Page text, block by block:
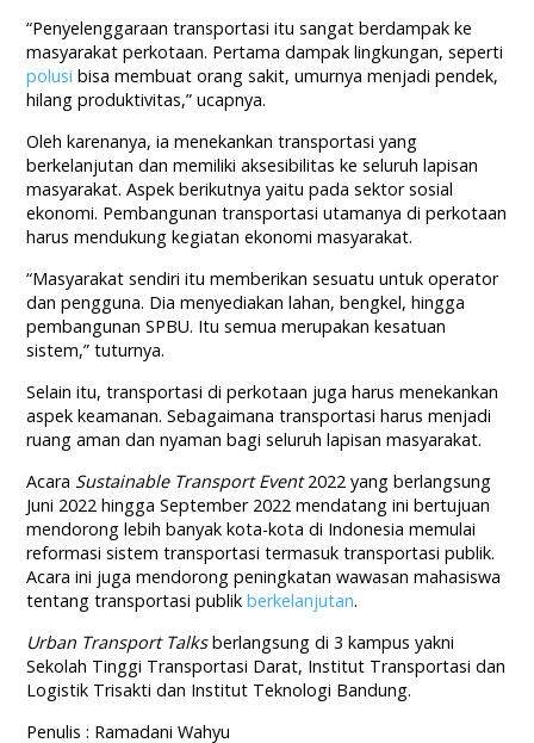
“Penyelenggaraan transportasi itu sangat berdampak ke
masyarakat perkotaan. Pertama dampak lingkungan, seperti
polusi bisa membuat orang sakit, umurnya menjadi pendek,
hilang produktivitas,” ucapnya.
Oleh karenanya, ia menekankan transportasi yang
berkelanjutan dan memiliki aksesibilitas ke seluruh lapisan
masyarakat. Aspek berikutnya yaitu pada sektor sosial
ekonomi. Pembangunan transportasi utamanya di perkotaan
harus mendukung kegiatan ekonomi masyarakat.
“Masyarakat sendiri itu memberikan sesuatu untuk operator
dan pengguna. Dia menyediakan lahan, bengkel, hingga
pembangunan SPBU. Itu semua merupakan kesatuan
sistem,” tuturnya.
Selain itu, transportasi di perkotaan juga harus menekankan
aspek keamanan. Sebagaimana transportasi harus menjadi
ruang aman dan nyaman bagi seluruh lapisan masyarakat.
Acara Sustainable Transport Event2022 yang berlangsung
Juni 2022 hingga September 2022 mendatang ini bertujuan
mendorong lebih banyak kota-kota di Indonesia memulai
reformasi sistem transportasi termasuk transportasi publik.
Acara ini juga mendorong peningkatan wawasan mahasiswa
tentang transportasi publikberkelanjutan.
Urban Transport Talksberlangsung di 3 kampus yakni
Sekolah Tinggi Transportasi Darat, Institut Transportasi dan
Logistik Trisakti dan Institut Teknologi Bandung.
Penulis : Ramadani Wahyu